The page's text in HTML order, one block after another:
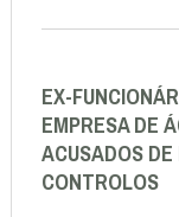
EX-
EMPRESA DE
ACUSADOS
CONTROLOS